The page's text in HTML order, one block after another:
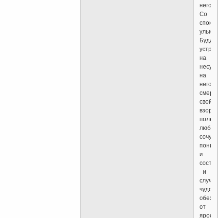
него.
Со
Будда
на
на
него
свой
взор,
любви,
и
- и
чудо:
от